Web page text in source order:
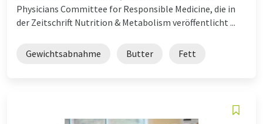
Physicians Committee for Responsible Medicine, die in
der Zeitschrift Nutrition & Metabolism veröffentlicht ...
Gewichtsabnahme Butter Fett